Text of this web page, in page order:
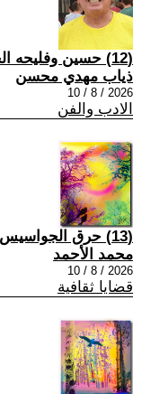
(12) حسين وفليحه الحياويه
ذياب مهدي محسن
2026 / 8 / 10
الادب والفن
(13) حرق الجواسيس
محمد الأحمد
2026 / 8 / 10
قضايا ثقافية